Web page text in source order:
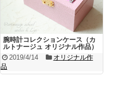
腕時計コレクションケース（カ
ルトナージュ オリジナル作品）
2019/4/14
オリジナル作
品